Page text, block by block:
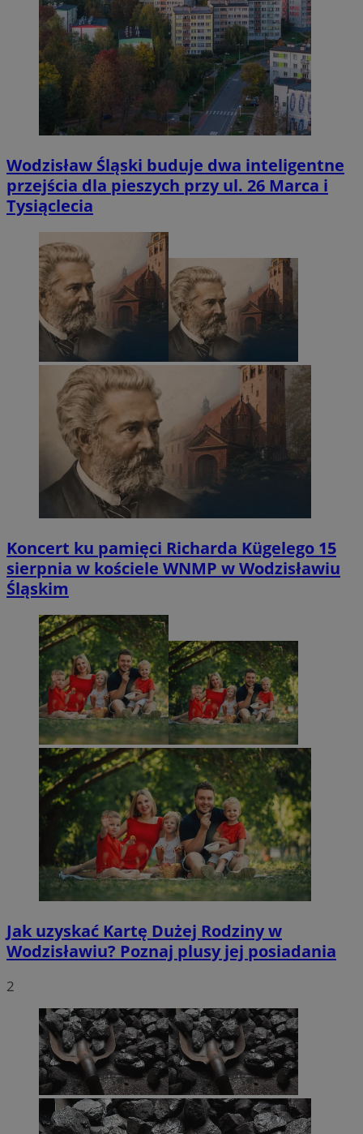
Wodzisław Śląski buduje dwa inteligentne
przejścia dla pieszych przy ul. 26 Marca i
Tysiąclecia
Koncert ku pamięci Richarda Kügelego 15
sierpnia w kościele WNMP w Wodzisławiu
Śląskim
Jak uzyskać Kartę Dużej Rodziny w
Wodzisławiu? Poznaj plusy jej posiadania
2